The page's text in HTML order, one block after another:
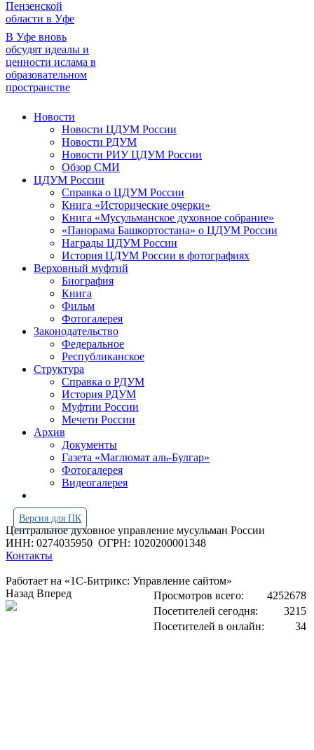
Пензенской
области в Уфе
В Уфе вновь
обсудят идеалы и
ценности ислама в
образовательном
пространстве
Новости
Новости ЦДУМ России
Новости РДУМ
Новости РИУ ЦДУМ России
Обзор СМИ
ЦДУМ России
Справка о ЦДУМ России
Книга «Исторические очерки»
Книга «Мусульманское духовное собрание»
«Панорама Башкортостана» о ЦДУМ России
Награды ЦДУМ России
История ЦДУМ России в фотографиях
Верховный муфтий
Биография
Книга
Фильм
Фотогалерея
Законодательство
Федеральное
Республиканское
Структура
Справка о РДУМ
История РДУМ
Муфтии России
Мечети России
Архив
Документы
Газета «Маглюмат аль-Булгар»
Фотогалерея
Видеогалерея
Версия для ПК
Центральное духовное управление мусульман России
ИНН: 0274035950 ОГРН: 1020200001348
Контакты
Работает на «1С-Битрикс: Управление сайтом»
Просмотров всего:
4252678
Посетителей сегодня:
3215
Посетителей в онлайн:
34
Назад Вперед